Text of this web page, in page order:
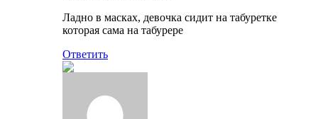
Ладно в масках, девочка сидит на табуретке
которая сама на табурере
Ответить